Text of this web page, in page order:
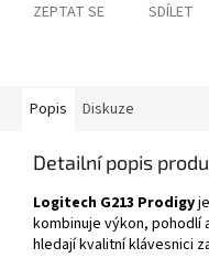
ZEPTAT SE SDÍLET
Popis Diskuze
Detailní popis
Logitech G213 Prodigy
kombinuje výkon, pohodlí
hledají kvalitní klávesnici